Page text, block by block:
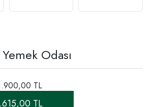
Odası
TL
TL